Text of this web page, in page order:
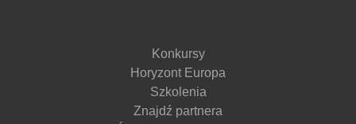
Konkursy
Horyzont Europa
Szkolenia
Znajdź partnera